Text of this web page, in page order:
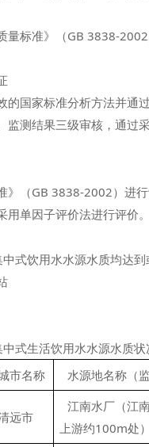
量标准》（GB 3838-
的国家标准分析方法并通
监测结果三级审核，通过
》（GB 3838-2002）进
单因子评价法进行评价。
式饮用水水源水质均达
站
式生活饮用水水源水质状
市名称 水源地名称（
远市
江南水厂（江
上游约100m处）